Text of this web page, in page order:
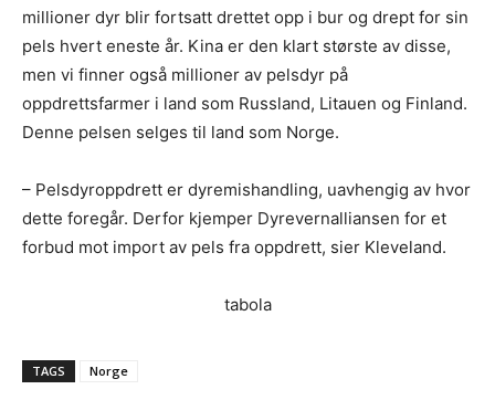
millioner dyr blir fortsatt drettet opp i bur og drept for sin
pels hvert eneste år. Kina er den klart største av disse,
men vi finner også millioner av pelsdyr på
oppdrettsfarmer i land som Russland, Litauen og Finland.
Denne pelsen selges til land som Norge.
– Pelsdyroppdrett er dyremishandling, uavhengig av hvor
dette foregår. Derfor kjemper Dyrevernalliansen for et
forbud mot import av pels fra oppdrett, sier Kleveland.
tabola
TAGS Norge